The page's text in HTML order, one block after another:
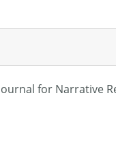
for Narrative